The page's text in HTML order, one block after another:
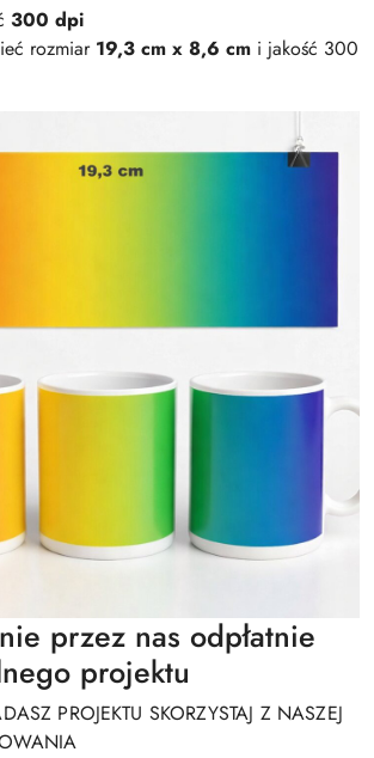
300 dpi
rozmiar 19,3 cm x 8,6 cm i jakość 300
przez nas odpłatnie
projektu
PROJEKTU SKORZYSTAJ Z NASZEJ